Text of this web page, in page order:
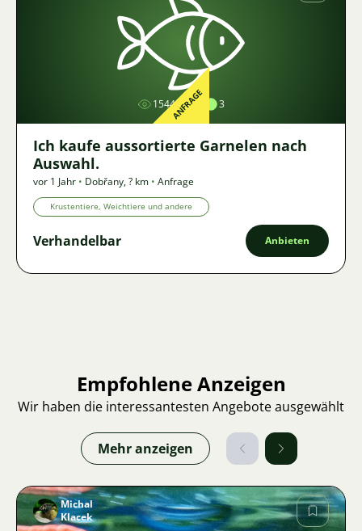
Bild
1544 3
ANFRAGE
Ich kaufe aussortierte Garnelen nach
Auswahl.
vor 1 Jahr • Dobřany,? km • Anfrage
Krustentiere, Weichtiere und andere
Verhandelbar Anbieten
Empfohlene Anzeigen
Wir haben die interessantesten Angebote ausgewählt
Mehr anzeigen
Michal
Klacek